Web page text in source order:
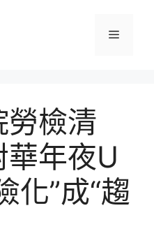
選
勞檢清
年夜U
化”成“趨